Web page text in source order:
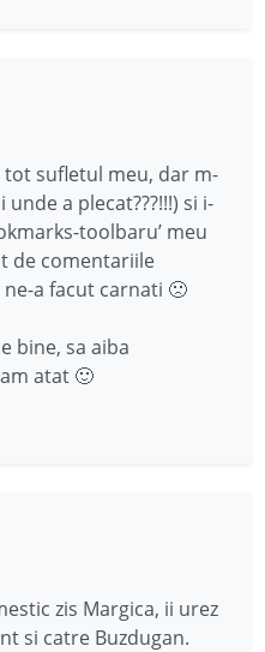
sufletul meu, dar m-
a plecat???!!!) si i-
toolbaru’ meu
de comentariile
a facut carnati 🙁
bine, sa aiba
atat 🙂
zis Margica, ii urez
si catre Buzdugan.